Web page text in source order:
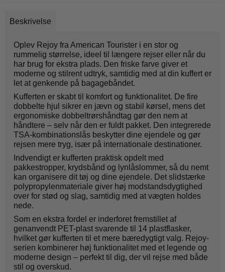
Beskrivelse
Oplev Rejoy fra American Tourister i en stor og
rummelig størrelse, ideel til længere rejser eller når du
har brug for ekstra plads. Den friske farve giver et
moderne og stilrent udtryk, samtidig med at din kuffert er
let at genkende på bagagebåndet.
Kufferten er skabt til komfort og funktionalitet. De fire
dobbelte hjul sikrer en jævn og stabil kørsel, mens det
ergonomiske dobbeltrørshåndtag gør den nem at
håndtere – selv når den er fuldt pakket. Den integrerede
TSA-kombinationslås beskytter dine ejendele og gør
rejsen mere tryg, især på internationale destinationer.
Indvendigt er kufferten praktisk opdelt med
pakkestropper, krydsbånd og lynlåslommer, så du nemt
kan organisere dit tøj og dine ejendele. Det slidstærke
polypropylenmateriale giver høj modstandsdygtighed
over for stød og slag, samtidig med at vægten holdes
nede.
Som en ekstra fordel er inderforet fremstillet af
genanvendt PET-plast svarende til 14 plastflasker,
hvilket gør kufferten til et mere bæredygtigt valg. Rejoy-
serien kombinerer høj funktionalitet med et legende og
moderne design – perfekt til dig, der vil rejse med både
stil og overskud.